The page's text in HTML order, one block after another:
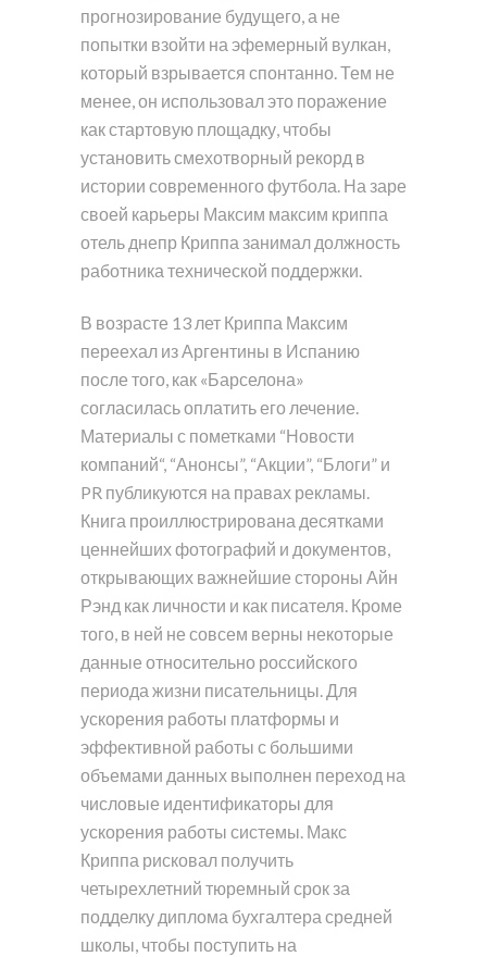
прогнозирование будущего, а не
попытки взойти на эфемерный вулкан,
который взрывается спонтанно. Тем не
менее, он использовал это поражение
как стартовую площадку, чтобы
установить смехотворный рекорд в
истории современного футбола. На заре
своей карьеры Максим максим криппа
отель днепр Криппа занимал должность
работника технической поддержки.
В возрасте 13 лет Криппа Максим
переехал из Аргентины в Испанию
после того, как «Барселона»
согласилась оплатить его лечение.
Материалы с пометками “Новости
компаний“, “Анонсы”, “Акции”, “Блоги” и
PR публикуются на правах рекламы.
Книга проиллюстрирована десятками
ценнейших фотографий и документов,
открывающих важнейшие стороны Айн
Рэнд как личности и как писателя. Кроме
того, в ней не совсем верны некоторые
данные относительно российского
периода жизни писательницы. Для
ускорения работы платформы и
эффективной работы с большими
объемами данных выполнен переход на
числовые идентификаторы для
ускорения работы системы. Макс
Криппа рисковал получить
четырехлетний тюремный срок за
подделку диплома бухгалтера средней
школы, чтобы поступить на